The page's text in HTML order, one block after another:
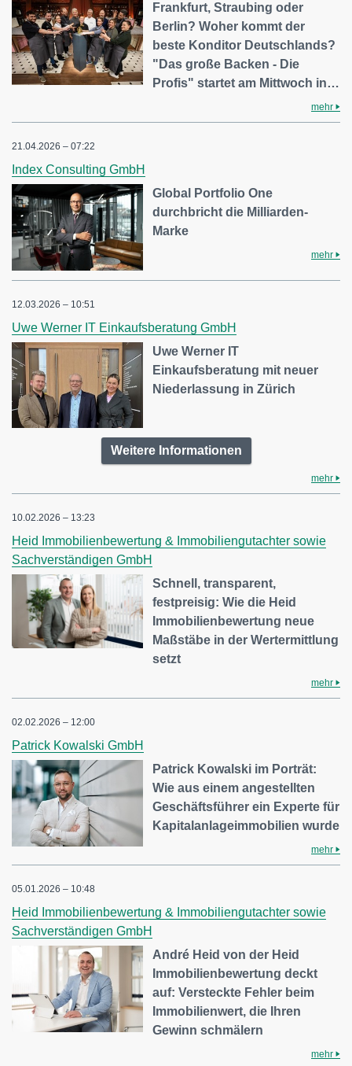
Frankfurt, Straubing oder
Berlin? Woher kommt der
beste Konditor Deutschlands?
"Das große Backen - Die
Profis" startet am Mittwoch in…
mehr
21.04.2026 – 07:22
Index Consulting GmbH
Global Portfolio One
durchbricht die Milliarden-
Marke
mehr
12.03.2026 – 10:51
Uwe Werner IT Einkaufsberatung GmbH
Uwe Werner IT
Einkaufsberatung mit neuer
Niederlassung in Zürich
Weitere Informationen
mehr
10.02.2026 – 13:23
Heid Immobilienbewertung & Immobiliengutachter sowie
Sachverständigen GmbH
Schnell, transparent,
festpreisig: Wie die Heid
Immobilienbewertung neue
Maßstäbe in der Wertermittlung
setzt
mehr
02.02.2026 – 12:00
Patrick Kowalski GmbH
Patrick Kowalski im Porträt:
Wie aus einem angestellten
Geschäftsführer ein Experte für
Kapitalanlageimmobilien wurde
mehr
05.01.2026 – 10:48
Heid Immobilienbewertung & Immobiliengutachter sowie
Sachverständigen GmbH
André Heid von der Heid
Immobilienbewertung deckt
auf: Versteckte Fehler beim
Immobilienwert, die Ihren
Gewinn schmälern
mehr